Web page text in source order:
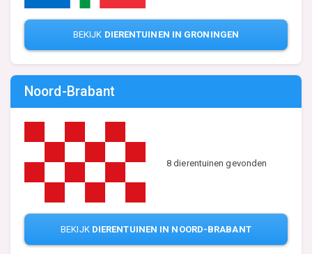
BEKIJK DIERENTUINEN IN GRONINGEN
Noord-Brabant
8 dierentuinen gevonden
BEKIJK DIERENTUINEN IN NOORD-BRABANT